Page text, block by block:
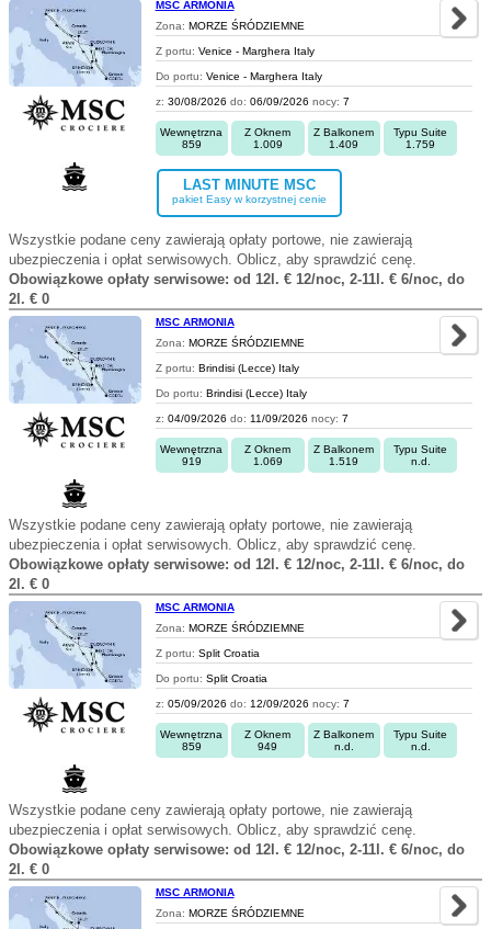
MSC ARMONIA
Zona: MORZE ŚRÓDZIEMNE
Z portu: Venice - Marghera Italy
Do portu: Venice - Marghera Italy
z: 30/08/2026 do: 06/09/2026 nocy: 7
Wewnętrzna
859
Z Oknem
1.009
Z Balkonem
1.409
Typu Suite
1.759
LAST MINUTE MSC
pakiet Easy w korzystnej cenie
Wszystkie podane ceny zawierają opłaty portowe, nie zawierają
ubezpieczenia i opłat serwisowych. Oblicz, aby sprawdzić cenę.
Obowiązkowe opłaty serwisowe: od 12l. € 12/noc, 2-11l. € 6/noc, do
2l. € 0
MSC ARMONIA
Zona: MORZE ŚRÓDZIEMNE
Z portu: Brindisi (Lecce) Italy
Do portu: Brindisi (Lecce) Italy
z: 04/09/2026 do: 11/09/2026 nocy: 7
Wewnętrzna
919
Z Oknem
1.069
Z Balkonem
1.519
Typu Suite
n.d.
Wszystkie podane ceny zawierają opłaty portowe, nie zawierają
ubezpieczenia i opłat serwisowych. Oblicz, aby sprawdzić cenę.
Obowiązkowe opłaty serwisowe: od 12l. € 12/noc, 2-11l. € 6/noc, do
2l. € 0
MSC ARMONIA
Zona: MORZE ŚRÓDZIEMNE
Z portu: Split Croatia
Do portu: Split Croatia
z: 05/09/2026 do: 12/09/2026 nocy: 7
Wewnętrzna
859
Z Oknem
949
Z Balkonem
n.d.
Typu Suite
n.d.
Wszystkie podane ceny zawierają opłaty portowe, nie zawierają
ubezpieczenia i opłat serwisowych. Oblicz, aby sprawdzić cenę.
Obowiązkowe opłaty serwisowe: od 12l. € 12/noc, 2-11l. € 6/noc, do
2l. € 0
MSC ARMONIA
Zona: MORZE ŚRÓDZIEMNE